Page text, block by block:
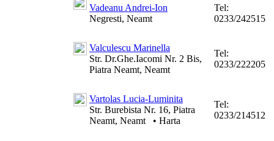
Vadeanu Andrei-Ion
Negresti, Neamt
Tel:
0233/242515
Valculescu Marinella
Str. Dr.Ghe.Iacomi Nr. 2 Bis,
Piatra Neamt, Neamt
Tel:
0233/222205
Vartolas Lucia-Luminita
Str. Burebista Nr. 16, Piatra
Neamt, Neamt
• Harta
Tel:
0233/214512